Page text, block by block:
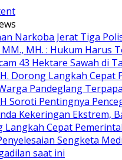
Narkoba Jerat Tiga
MM., MH. : Hukum Harus
43 Hektare Sawah di
Dorong Langkah Cepat
Pandeglang
Soroti Pentingnya
Kekeringan Ekstrem,
Langkah Cepat
Sengketa
saat ini